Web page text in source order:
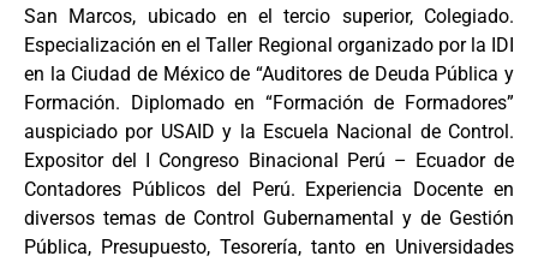
San Marcos, ubicado en el tercio superior, Colegiado.
Especialización en el Taller Regional organizado por la IDI
en la Ciudad de México de “Auditores de Deuda Pública y
Formación. Diplomado en “Formación de Formadores”
auspiciado por USAID y la Escuela Nacional de Control.
Expositor del I Congreso Binacional Perú – Ecuador de
Contadores Públicos del Perú. Experiencia Docente en
diversos temas de Control Gubernamental y de Gestión
Pública, Presupuesto, Tesorería, tanto en Universidades